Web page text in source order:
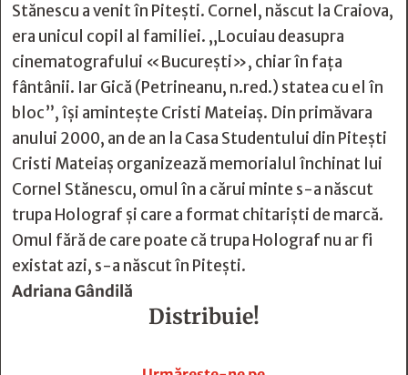
Stănescu a venit în Pitești. Cornel, născut la Craiova,
era unicul copil al familiei. „Locuiau deasupra
cinematografului «București», chiar în fața
fântânii. Iar Gică (Petrineanu, n.red.) statea cu el în
bloc”, îşi aminteşte Cristi Mateiaş. Din primăvara
anului 2000, an de an la Casa Studentului din Piteşti
Cristi Mateiaş organizează memorialul închinat lui
Cornel Stănescu, omul în a cărui minte s-a născut
trupa Holograf şi care a format chitarişti de marcă.
Omul fără de care poate că trupa Holograf nu ar fi
existat azi, s-a născut în Piteşti.
Adriana Gândilă
Distribuie!